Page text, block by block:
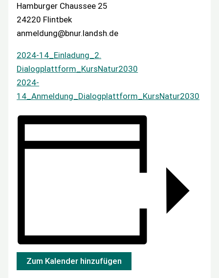
Hamburger Chaussee 25
24220 Flintbek
anmeldung@bnur.landsh.de
2024-14_Einladung_2.
Dialogplattform_KursNatur2030
2024-
14_Anmeldung_Dialogplattform_KursNatur2030
Zum Kalender hinzufügen